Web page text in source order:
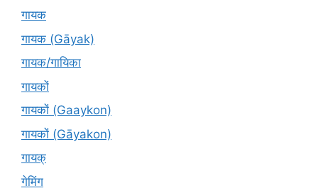
गायक
गायक (Gāyak)
गायक/गायिका
गायकों
गायकों (Gaaykon)
गायकों (Gāyakon)
गायक्
गेमिंग